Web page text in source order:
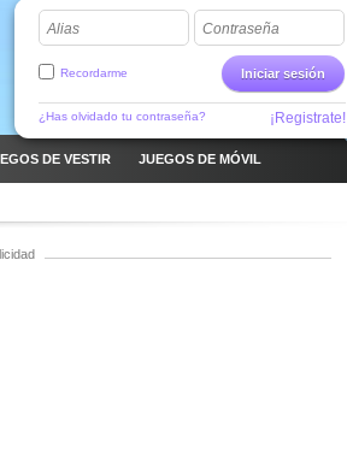
Alias Contraseña
Iniciar sesión
Recordarme
¿Has olvidado tu contraseña? ¡Registrate!
DE VESTIR JUEGOS DE MÓVIL